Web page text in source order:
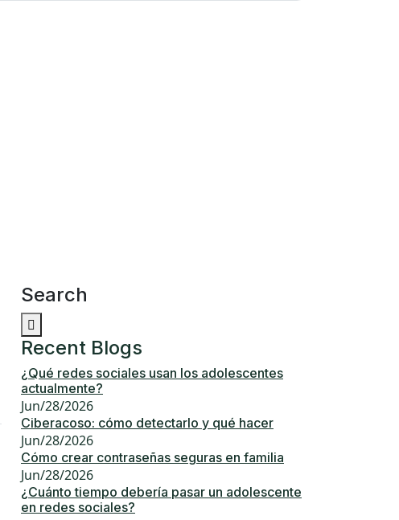
Search
Recent Blogs
¿Qué redes sociales usan los adolescentes
actualmente?
Jun/28/2026
Ciberacoso: cómo detectarlo y qué hacer
Jun/28/2026
Cómo crear contraseñas seguras en familia
Jun/28/2026
¿Cuánto tiempo debería pasar un adolescente
en redes sociales?